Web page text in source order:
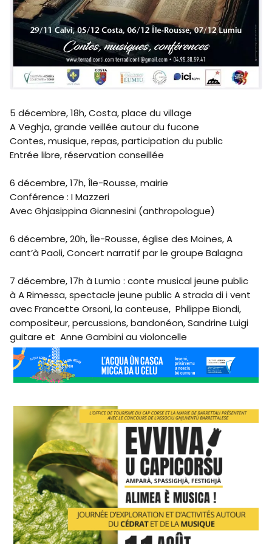
5 décembre, 18h, Costa, place du village
A Veghja, grande veillée autour du fucone
Contes, musique, repas, participation du public
Entrée libre, réservation conseillée
6 décembre, 17h, Île-Rousse, mairie
Conférence : I Mazzeri
Avec Ghjasippina Giannesini (anthropologue)
6 décembre, 20h, Île-Rousse, église des Moines, A
cant’à Paoli, Concert narratif par le groupe Balagna
7 décembre, 17h à Lumio : conte musical jeune public
à A Rimessa, spectacle jeune public A strada di i vent
avec Francette Orsoni, la conteuse, Philippe Biondi,
compositeur, percussions, bandonéon, Sandrine Luigi
guitare et Anne Gambini au violoncelle